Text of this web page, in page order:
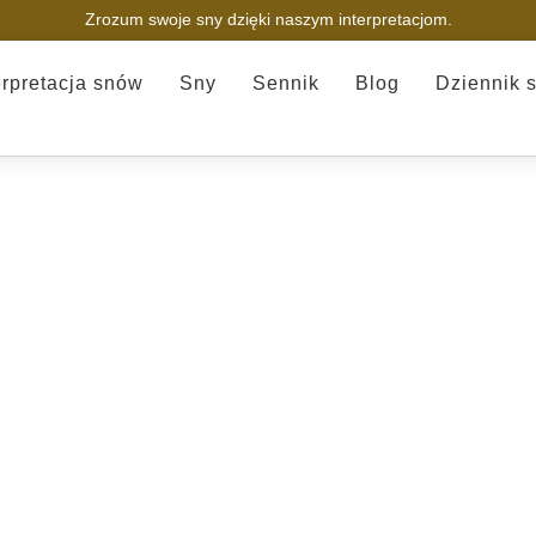
Zrozum swoje sny dzięki naszym interpretacjom.
snów Sny Sennik Blog Dziennik